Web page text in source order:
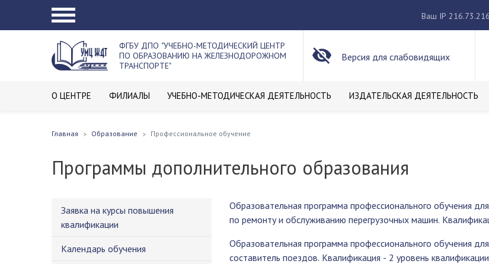
Ваш IP
ФГБУ ДПО "УЧЕБНО-МЕТОДИЧЕСКИЙ ЦЕНТР
ПО ОБРАЗОВАНИЮ НА ЖЕЛЕЗНОДОРОЖНОМ
ТРАНСПОРТЕ"
Версия для слабовидящих
О ЦЕНТРЕ ФИЛИАЛЫ УЧЕБНО-МЕТОДИЧЕСКАЯ ДЕЯТЕЛЬНОСТЬ ИЗДАТЕЛЬСКАЯ ДЕЯТЕЛЬНОСТЬ
Главная Образование Профессиональное обучение
Программы дополнительного образования
Заявка на курсы повышения
квалификации
Календарь обучения
Образовательная программа профессионального обучения
по ремонту и обслуживанию перегрузочных машин.
Образовательная программа профессионального обучения
составитель поездов. Квалификация - 2 уровень квалификации